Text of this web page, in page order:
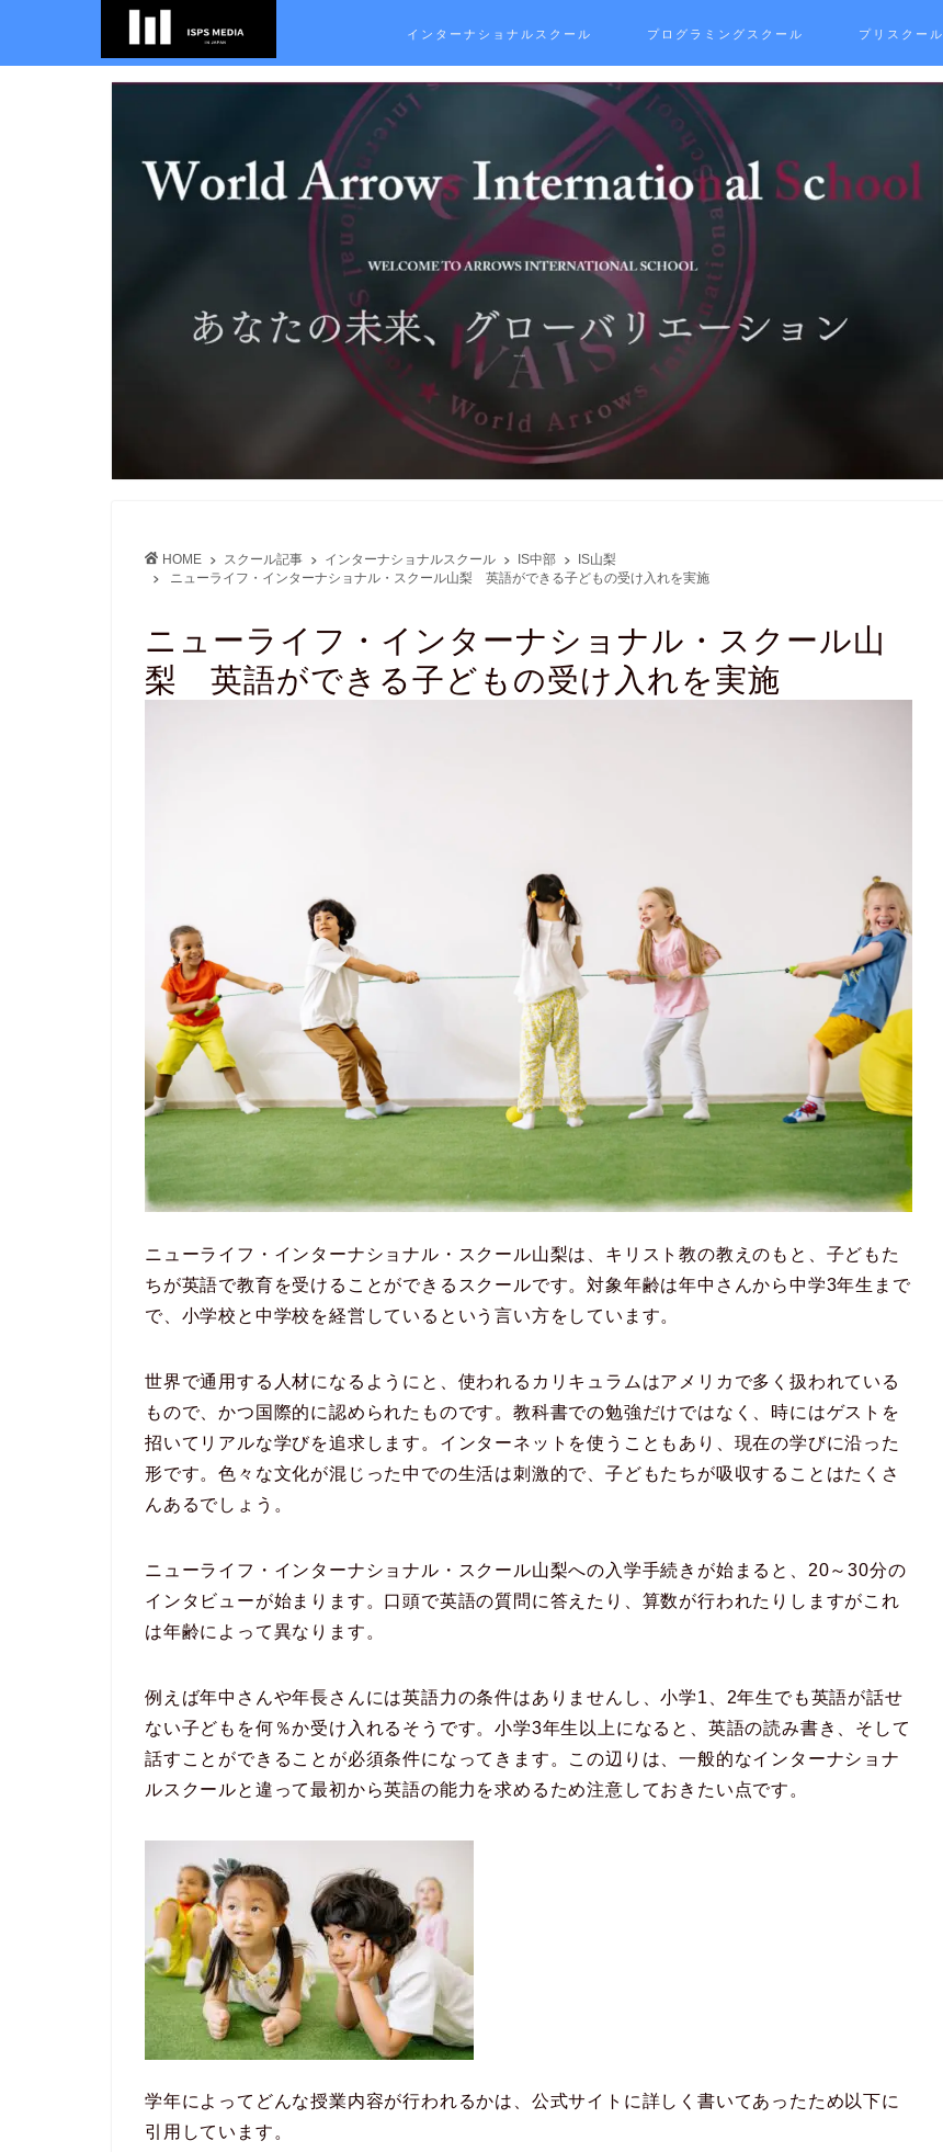
インターナショナルスクール プログラミングスクール プリスクール
HOME スクール記事 インターナショナルスクール IS中部
IS山梨
ニューライフ・インターナショナル・スクール山梨 英語ができる子どもの受け入れを実施
ニューライフ・インターナショナル・スクール山
梨 英語ができる子どもの受け入れを実施
ニューライフ・インターナショナル・スクール山梨は、キリスト教の教えのもと、子どもた
ちが英語で教育を受けることができるスクールです。対象年齢は年中さんから中学3年生まで
で、小学校と中学校を経営しているという言い方をしています。
世界で通用する人材になるようにと、使われるカリキュラムはアメリカで多く扱われている
もので、かつ国際的に認められたものです。教科書での勉強だけではなく、時にはゲストを
招いてリアルな学びを追求します。インターネットを使うこともあり、現在の学びに沿った
形です。色々な文化が混じった中での生活は刺激的で、子どもたちが吸収することはたくさ
んあるでしょう。
ニューライフ・インターナショナル・スクール山梨への入学手続きが始まると、20～30分の
インタビューが始まります。口頭で英語の質問に答えたり、算数が行われたりしますがこれ
は年齢によって異なります。
例えば年中さんや年長さんには英語力の条件はありませんし、小学1、2年生でも英語が話せ
ない子どもを何％か受け入れるそうです。小学3年生以上になると、英語の読み書き、そして
話すことができることが必須条件になってきます。この辺りは、一般的なインターナショナ
ルスクールと違って最初から英語の能力を求めるため注意しておきたい点です。
学年によってどんな授業内容が行われるかは、公式サイトに詳しく書いてあったため以下に
引用しています。